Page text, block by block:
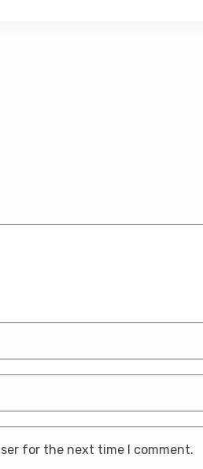
for the next time I comment.